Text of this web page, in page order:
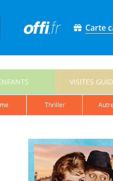
Carte
VISITES
thriller